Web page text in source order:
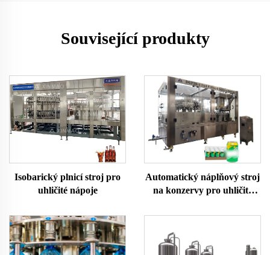
Související produkty
Isobarický plnicí stroj pro
uhličité nápoje
Automatický náplňový stroj
na konzervy pro uhličité